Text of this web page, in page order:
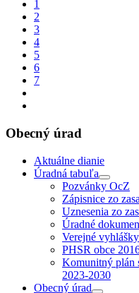
1
2
3
4
5
6
7
Obecný úrad
Aktuálne dianie
Úradná tabuľa
Pozvánky OcZ
Zápisnice zo
Uznesenia zo
Úradné
Verejné vyhlášky
PHSR obce
Komunitný plán
2023-2030
Obecný úrad